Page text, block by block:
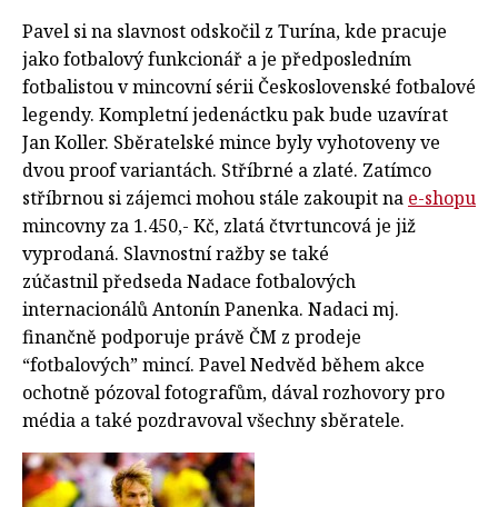
Pavel si na slavnost odskočil z Turína, kde pracuje
jako fotbalový funkcionář a je předposledním
fotbalistou v mincovní sérii Československé fotbalové
legendy. Kompletní jedenáctku pak bude uzavírat
Jan Koller. Sběratelské mince byly vyhotoveny ve
dvou proof variantách. Stříbrné a zlaté. Zatímco
stříbrnou si zájemci mohou stále zakoupit na e-shopu
mincovny za 1.450,- Kč, zlatá čtvrtuncová je již
vyprodaná. Slavnostní ražby se také
zúčastnil předseda Nadace fotbalových
internacionálů Antonín Panenka. Nadaci mj.
finančně podporuje právě ČM z prodeje
“fotbalových” mincí. Pavel Nedvěd během akce
ochotně pózoval fotografům, dával rozhovory pro
média a také pozdravoval všechny sběratele.